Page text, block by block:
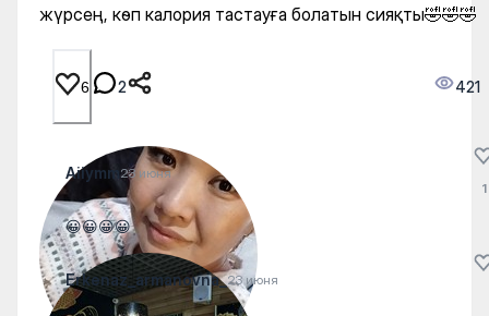
жүрсең, көп калория тастауға болатын сияқты🤣🤣🤣
6 2 421
Aiiymm23 июня
😀😀😀😀
1
Erkenaz_armanovna_23 июня